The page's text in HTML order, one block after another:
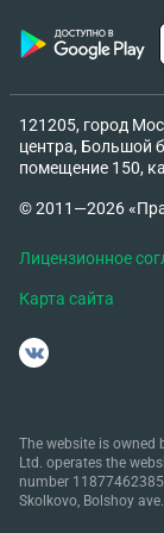
115 фз
теперь на
учусь/живу,
всегда
то из тех кто
сначала с
писал о том,
не стоит
деньги, так
со мной. Так же он писал о том, что он пообщался
с каким то
121205, город
центра, Большой
помещение 150,
© 2011—2026
Лицензионное
Карта сайта
The website is owned
Ltd. operates the
number
Skolkovo, Bolshoy